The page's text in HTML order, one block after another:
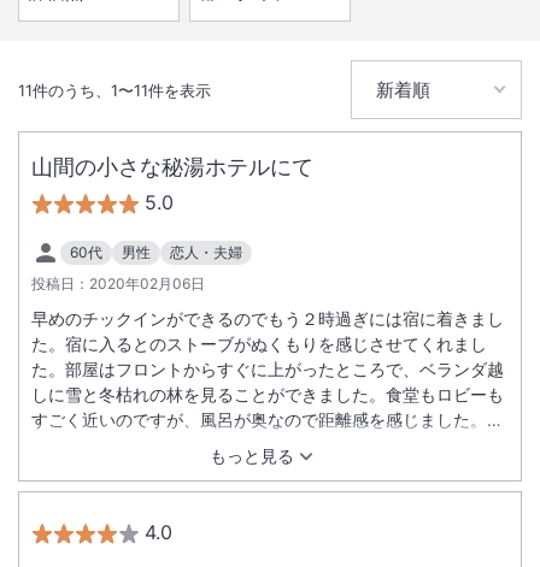
大浴場あり
無線LAN
駐車場あり
11件のうち、 1〜11件を表示
山間の小さな秘湯ホテルにて
5.0
60代 男性
恋人・夫婦
投稿日： 2020年02月06日
もっと見る
早めのチックインができるのでもう２時過ぎには宿に着きまし
た。宿に入るとのストーブがぬくもりを感じさせてくれまし
た。部屋はフロントからすぐに上がったところで、ベランダ越
しに雪と冬枯れの林を見ることができました。食堂もロビーも
すごく近いのですが、風呂が奥なので距離感を感じました。風
呂はかけ流しの湯が流れ出ていて贅沢な気分になりました。ベ
ットの部屋でしたがとても清潔間がありコンパクトにまとまっ
ていて、変な評判は感じませんでした。食事もそれなりにおい
しく頂き、冷酒も２本追加した次第でした。夜中に何度か風呂
に行きましたが、廊下のストーブもついていて、ロビーも暖房
4.0